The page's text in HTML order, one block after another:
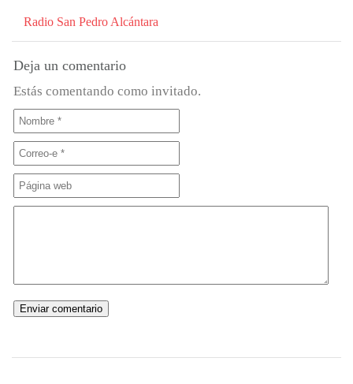
Radio San Pedro Alcántara
Deja un comentario
Estás comentando como invitado.